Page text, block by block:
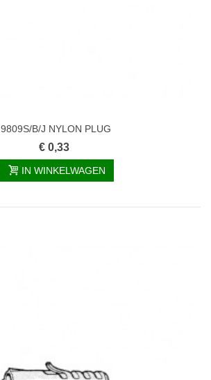
9809S/B/J NYLON PLUG
€ 0,33
IN WINKELWAGEN